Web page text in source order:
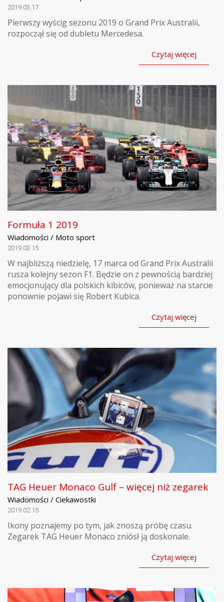
2019.03.17
Pierwszy wyścig sezonu 2019 o Grand Prix Australii,
rozpoczął się od dubletu Mercedesa.
Czytaj więcej
Formuła 1 2019
Wiadomości / Moto sport
2019.03.15
W najbliższą niedzielę, 17 marca od Grand Prix Australii
rusza kolejny sezon F1. Będzie on z pewnością bardziej
emocjonujący dla polskich kibiców, ponieważ na starcie
ponownie pojawi się Robert Kubica.
Czytaj więcej
TAG Heuer Monaco Gulf – więcej niż zegarek
Wiadomości / Ciekawostki
2019.02.15
Ikony poznajemy po tym, jak znoszą próbę czasu.
Zegarek TAG Heuer Monaco zniósł ją doskonale.
Czytaj więcej